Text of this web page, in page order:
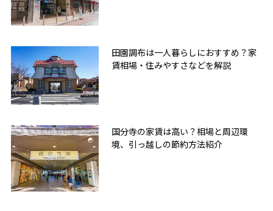
田園調布は一人暮らしにおすすめ？家
賃相場・住みやすさなどを解説
国分寺の家賃は高い？相場と周辺環
境、引っ越しの節約方法紹介